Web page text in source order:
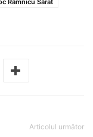
Râmnicu Sărat
Articolul următor